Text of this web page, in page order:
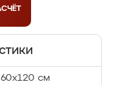
60х120 см